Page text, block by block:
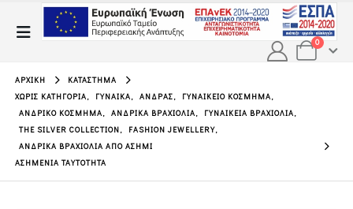
0
ΑΡΧΙΚΉ
ΚΑΤΆΣΤΗΜΑ
ΧΩΡΊΣ ΚΑΤΗΓΟΡΊΑ, ΓΥΝΑΊΚΑ, ΆΝΔΡΑΣ, ΓΥΝΑΙΚΕΊΟ ΚΌΣΜΗΜΑ,
ΑΝΔΡΙΚΌ ΚΌΣΜΗΜΑ, ΑΝΔΡΙΚΆ ΒΡΑΧΙΌΛΙΑ, ΓΥΝΑΙΚΕΊΑ ΒΡΑΧΙΌΛΙΑ,
THE SILVER COLLECTION, FASHION JEWELLERY,
ΑΝΔΡΙΚΆ ΒΡΑΧΙΌΛΙΑ ΑΠΌ ΑΣΉΜΙ
ΑΣΗΜΈΝΙΑ ΤΑΥΤΌΤΗΤΑ